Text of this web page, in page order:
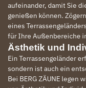
aufeinander, damit Sie
genießen können.
eines
für Ihre Außenbereiche
Ästhetik und
Ein Terrassengeländer
sondern ist auch ein
Bei BERG ZÄUNE legen